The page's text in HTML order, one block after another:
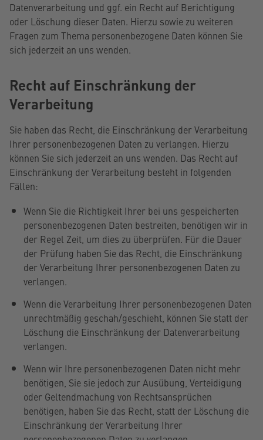
Datenverarbeitung und ggf. ein Recht auf Berichtigung
oder Löschung dieser Daten. Hierzu sowie zu weiteren
Fragen zum Thema personenbezogene Daten können Sie
sich jederzeit an uns wenden.
Recht auf Einschränkung der
Verarbeitung
Sie haben das Recht, die Einschränkung der Verarbeitung
Ihrer personenbezogenen Daten zu verlangen. Hierzu
können Sie sich jederzeit an uns wenden. Das Recht auf
Einschränkung der Verarbeitung besteht in folgenden
Fällen:
Wenn Sie die Richtigkeit Ihrer bei uns gespeicherten
personenbezogenen Daten bestreiten, benötigen wir in
der Regel Zeit, um dies zu überprüfen. Für die Dauer
der Prüfung haben Sie das Recht, die Einschränkung
der Verarbeitung Ihrer personenbezogenen Daten zu
verlangen.
Wenn die Verarbeitung Ihrer personenbezogenen Daten
unrechtmäßig geschah/geschieht, können Sie statt der
Löschung die Einschränkung der Datenverarbeitung
verlangen.
Wenn wir Ihre personenbezogenen Daten nicht mehr
benötigen, Sie sie jedoch zur Ausübung, Verteidigung
oder Geltendmachung von Rechtsansprüchen
benötigen, haben Sie das Recht, statt der Löschung die
Einschränkung der Verarbeitung Ihrer